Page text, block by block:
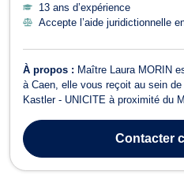
13 ans d’expérience
Accepte l’aide juridictionnelle
À propos : Maître Laura MORIN
à Caen, elle vous reçoit au sein
Kastler - UNICITE à proximité du
travail, droit social et en droit de la
Maître MORIN...
Contacter